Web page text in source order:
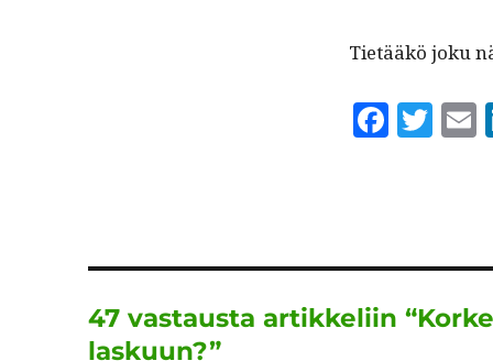
Tietääkö joku
F
b
o
T
r
47 vastausta artikkeliin
laskuun?”